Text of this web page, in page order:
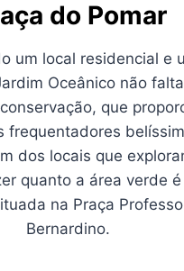
do Pomar
um local residencial e
Oceânico não
que
frequentadores
dos locais que
quanto a área verde é
na Praça
Bernardino.